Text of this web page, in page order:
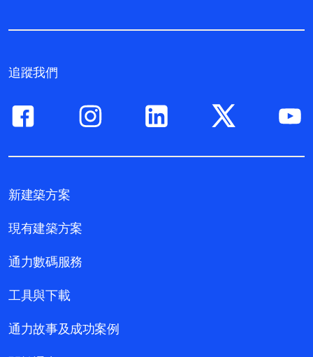
追蹤我們
新建築方案
現有建築方案
通力數碼服務
工具與下載
通力故事及成功案例